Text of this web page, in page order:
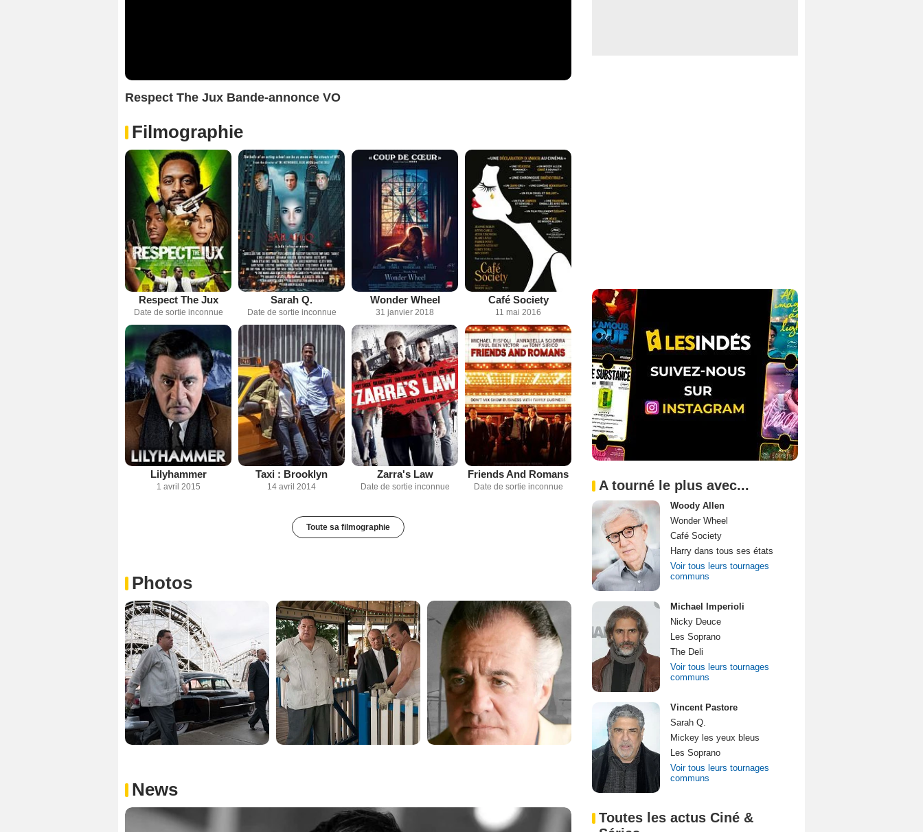
Respect The Jux Bande-annonce VO
Filmographie
Respect The Jux
Date de sortie inconnue
Sarah Q.
Date de sortie inconnue
Wonder Wheel
31 janvier 2018
Café Society
11 mai 2016
Lilyhammer
1 avril 2015
Taxi : Brooklyn
14 avril 2014
Zarra's Law
Date de sortie inconnue
Friends And Romans
Date de sortie inconnue
Toute sa filmographie
Photos
News
A tourné le plus avec...
Woody Allen
Wonder Wheel
Café Society
Harry dans tous ses états
Voir tous leurs tournages
communs
Michael Imperioli
Nicky Deuce
Les Soprano
The Deli
Voir tous leurs tournages
communs
Vincent Pastore
Sarah Q.
Mickey les yeux bleus
Les Soprano
Voir tous leurs tournages
communs
Toutes les actus Ciné &